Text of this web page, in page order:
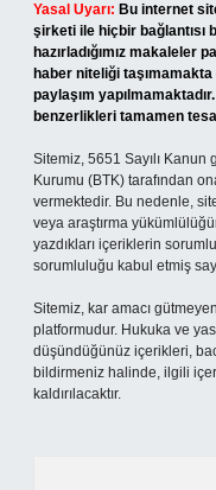
Yasal Uyarı: Bu internet
şirketi ile hiçbir bağlantısı
hazırladığımız makaleler
haber niteliği
paylaşım
benzerlikleri tamamen
Sitemiz, 5651 Sayılı
Kurumu (BTK) tarafından
vermektedir. Bu nedenle,
veya araştırma
yazdıkları içeriklerin
sorumluluğu kabul etmiş
Sitemiz, kar amacı
platformudur. Hukuka ve
düşündüğünüz içerikleri,
bildirmeniz halinde, ilgili
kaldırılacaktır.